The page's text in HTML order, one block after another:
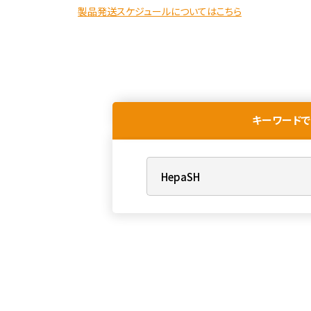
製品発送スケジュールについてはこちら
キーワード